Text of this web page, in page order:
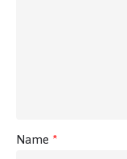
Name *